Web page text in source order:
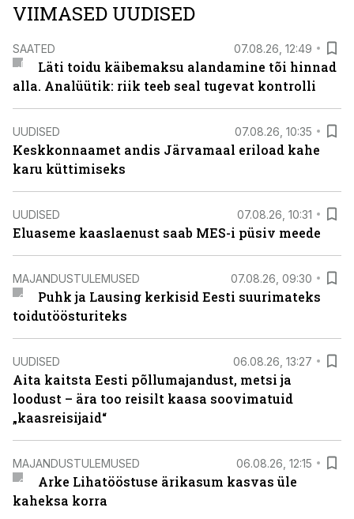
VIIMASED UUDISED
SAATED 07.08.26, 12:49
Läti toidu käibemaksu alandamine tõi hinnad
alla. Analüütik: riik teeb seal tugevat kontrolli
UUDISED 07.08.26, 10:35
Keskkonnaamet andis Järvamaal eriload kahe
karu küttimiseks
UUDISED 07.08.26, 10:31
Eluaseme kaaslaenust saab MES-i püsiv meede
MAJANDUSTULEMUSED 07.08.26, 09:30
Puhk ja Lausing kerkisid Eesti suurimateks
toidutöösturiteks
UUDISED 06.08.26, 13:27
Aita kaitsta Eesti põllumajandust, metsi ja
loodust – ära too reisilt kaasa soovimatuid
„kaasreisijaid“
MAJANDUSTULEMUSED 06.08.26, 12:15
Arke Lihatööstuse ärikasum kasvas üle
kaheksa korra